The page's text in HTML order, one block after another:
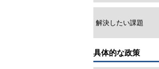
解決したい課題
具体的な政策